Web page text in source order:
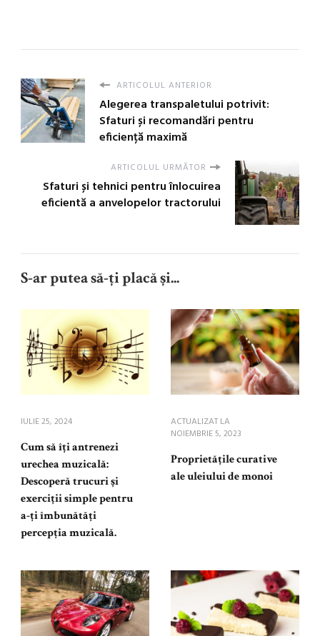
ARTICOLUL ANTERIOR
Alegerea transpaletului potrivit:
Sfaturi și recomandări pentru
eficiență maximă
ARTICOLUL URMĂTOR
Sfaturi și tehnici pentru înlocuirea
eficientă a anvelopelor tractorului
S-ar putea să-ți placă și...
IULIE 25, 2024
Cum să îți antrenezi
urechea muzicală:
Descoperă trucuri și
exerciții simple pentru
a-ți îmbunătăți
percepția muzicală.
ACTUALIZAT LA
NOIEMBRIE 5, 2023
Proprietățile curative
ale uleiului de monoi